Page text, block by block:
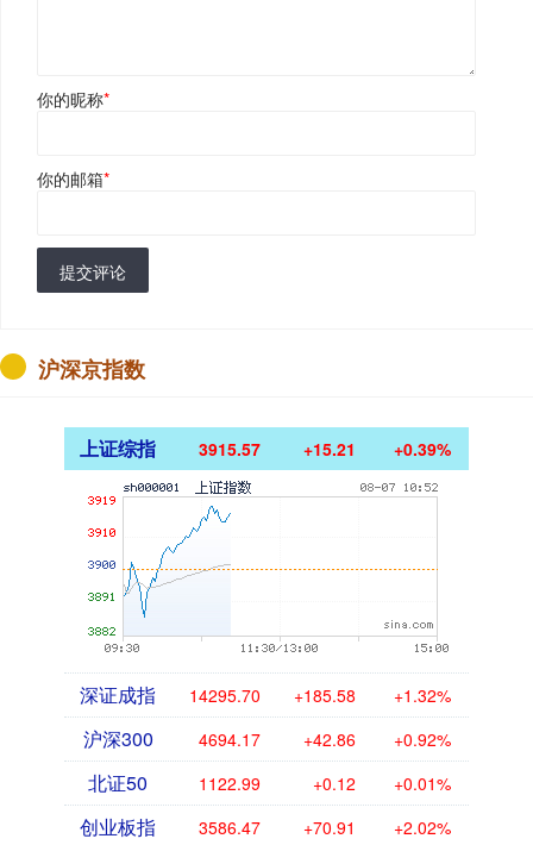
你的昵称*
你的邮箱*
提交评论
沪深京指数
上证综指 3915.57 +15.21 +0.39%
深证成指 14295.70 +185.58 +1.32%
沪深300 4694.17 +42.86 +0.92%
北证50 1122.99 +0.12 +0.01%
创业板指 3586.47 +70.91 +2.02%